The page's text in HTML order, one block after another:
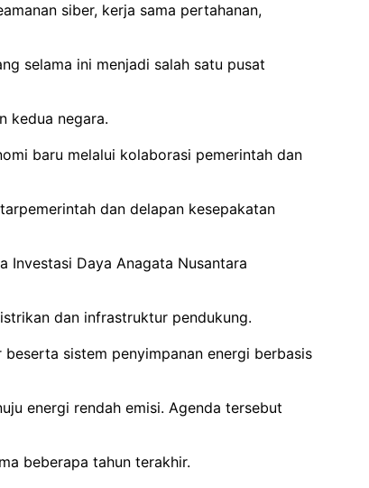
siber, kerja sama pertahanan,
selama ini menjadi salah satu pusat
kedua negara.
baru melalui kolaborasi pemerintah dan
dan delapan kesepakatan
Investasi Daya Anagata Nusantara
dan infrastruktur pendukung.
sistem penyimpanan energi berbasis
energi rendah emisi. Agenda tersebut
beberapa tahun terakhir.